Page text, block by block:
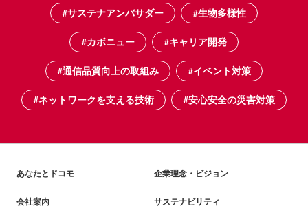
#サステナアンバサダー #生物多様性
#カボニュー #キャリア開発
#通信品質向上の取組み #イベント対策
#ネットワークを支える技術 #安心安全の災害対策
あなたとドコモ 企業理念・ビジョン
会社案内 サステナビリティ